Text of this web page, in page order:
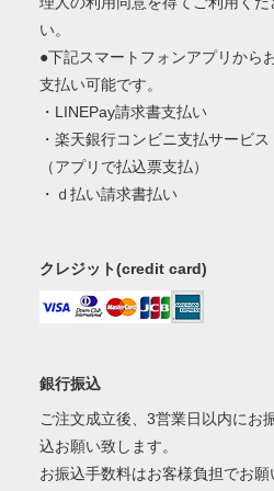
い。
●下記スマートフォンアプリから
支払い可能です。
・LINEPay請求書支払い
・楽天銀行コンビニ支払サービス
（アプリで払込票支払）
・ｄ払い請求書払い
クレジット(credit card)
銀行振込
ご注文成立後、3営業日以内にお
込お願い致します。
お振込手数料はお客様負担でお願